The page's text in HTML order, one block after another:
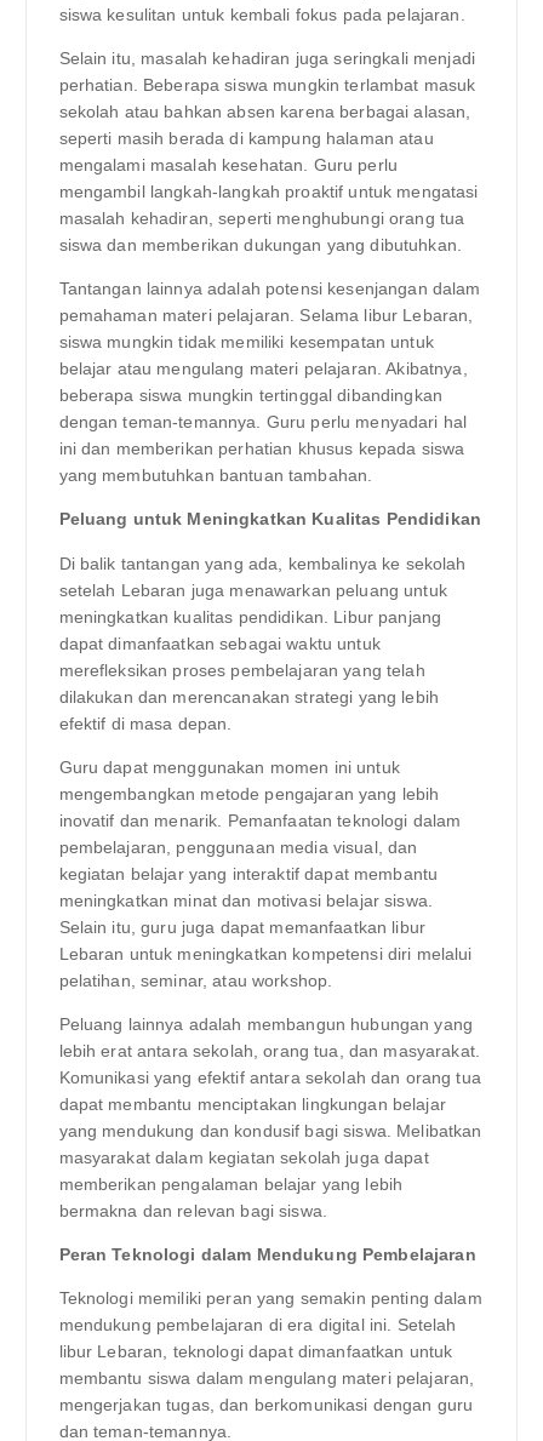
siswa kesulitan untuk kembali fokus pada pelajaran.
Selain itu, masalah kehadiran juga seringkali menjadi
perhatian. Beberapa siswa mungkin terlambat masuk
sekolah atau bahkan absen karena berbagai alasan,
seperti masih berada di kampung halaman atau
mengalami masalah kesehatan. Guru perlu
mengambil langkah-langkah proaktif untuk mengatasi
masalah kehadiran, seperti menghubungi orang tua
siswa dan memberikan dukungan yang dibutuhkan.
Tantangan lainnya adalah potensi kesenjangan dalam
pemahaman materi pelajaran. Selama libur Lebaran,
siswa mungkin tidak memiliki kesempatan untuk
belajar atau mengulang materi pelajaran. Akibatnya,
beberapa siswa mungkin tertinggal dibandingkan
dengan teman-temannya. Guru perlu menyadari hal
ini dan memberikan perhatian khusus kepada siswa
yang membutuhkan bantuan tambahan.
Peluang untuk Meningkatkan Kualitas Pendidikan
Di balik tantangan yang ada, kembalinya ke sekolah
setelah Lebaran juga menawarkan peluang untuk
meningkatkan kualitas pendidikan. Libur panjang
dapat dimanfaatkan sebagai waktu untuk
merefleksikan proses pembelajaran yang telah
dilakukan dan merencanakan strategi yang lebih
efektif di masa depan.
Guru dapat menggunakan momen ini untuk
mengembangkan metode pengajaran yang lebih
inovatif dan menarik. Pemanfaatan teknologi dalam
pembelajaran, penggunaan media visual, dan
kegiatan belajar yang interaktif dapat membantu
meningkatkan minat dan motivasi belajar siswa.
Selain itu, guru juga dapat memanfaatkan libur
Lebaran untuk meningkatkan kompetensi diri melalui
pelatihan, seminar, atau workshop.
Peluang lainnya adalah membangun hubungan yang
lebih erat antara sekolah, orang tua, dan masyarakat.
Komunikasi yang efektif antara sekolah dan orang tua
dapat membantu menciptakan lingkungan belajar
yang mendukung dan kondusif bagi siswa. Melibatkan
masyarakat dalam kegiatan sekolah juga dapat
memberikan pengalaman belajar yang lebih
bermakna dan relevan bagi siswa.
Peran Teknologi dalam Mendukung Pembelajaran
Teknologi memiliki peran yang semakin penting dalam
mendukung pembelajaran di era digital ini. Setelah
libur Lebaran, teknologi dapat dimanfaatkan untuk
membantu siswa dalam mengulang materi pelajaran,
mengerjakan tugas, dan berkomunikasi dengan guru
dan teman-temannya.